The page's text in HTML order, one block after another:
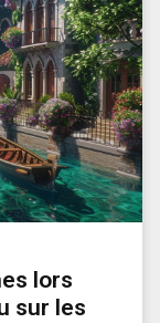
lors
sur les